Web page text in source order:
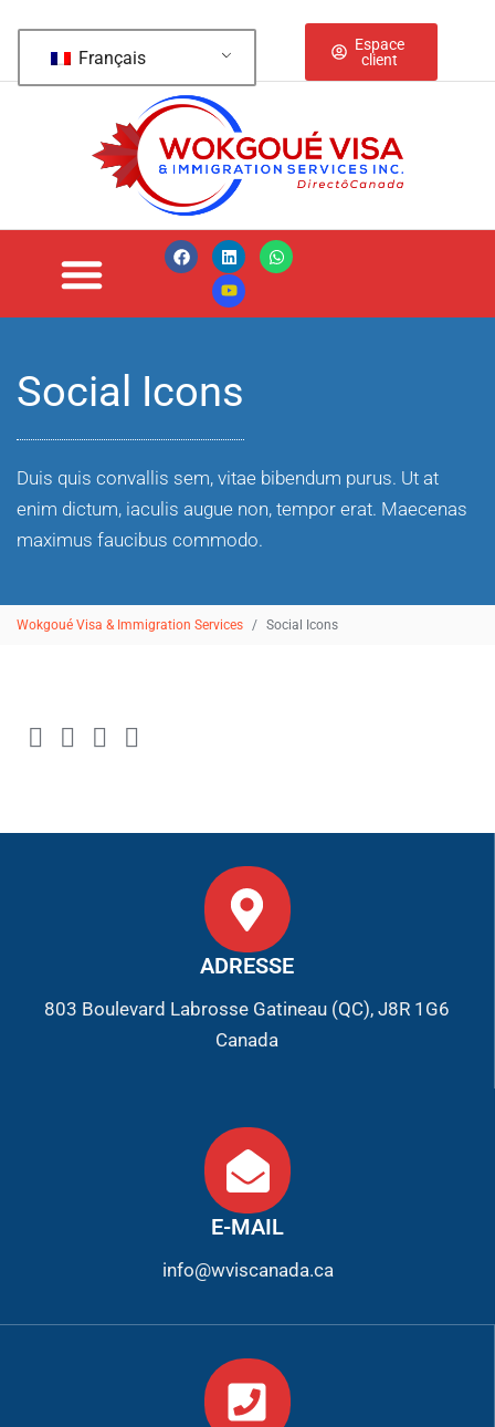
Français
Espace
client
Social Icons
Duis quis convallis sem, vitae bibendum purus. Ut at
enim dictum, iaculis augue non, tempor erat. Maecenas
maximus faucibus commodo.
Wokgoué Visa & Immigration Services Social Icons
ADRESSE
803 Boulevard Labrosse Gatineau (QC), J8R 1G6
Canada
E-MAIL
info@wviscanada.ca